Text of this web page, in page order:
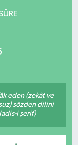
eden (zekât ve
sözden dilini
i şerif)